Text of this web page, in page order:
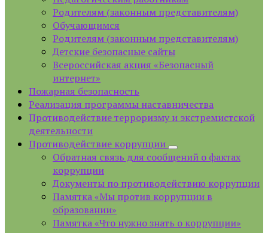
Родителям (законным представителям)
Обучающимся
Родителям (законным представителям)
Детские безопасные сайты
Всероссийская акция «Безопасный
интернет»
Пожарная безопасность
Реализация программы наставничества
Противодействие терроризму и экстремистской
деятельности
Противодействие коррупции
Обратная связь для сообщений о фактах
коррупции
Документы по противодействию коррупции
Памятка «Мы против коррупции в
образовании»
Памятка «Что нужно знать о коррупции»